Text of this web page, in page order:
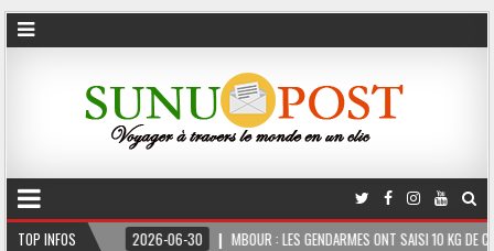
TOP INFOS2026-06-30 MBOUR : LES GENDARMES ONT SAISI 10 KG DE CHANVRE